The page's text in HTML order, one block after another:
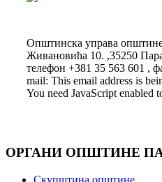
Општинска управа
Живановића 10. ,35250
телефон +381 35 563 601 ,
mail: This email address is
You need JavaScript enabled
ОРГАНИ ОПШТИНЕ
Скупштина општине